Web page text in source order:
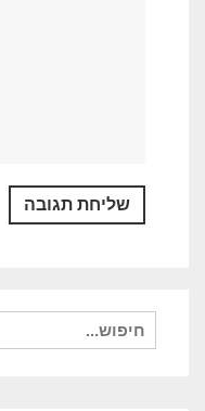
חיפוש
עבור: